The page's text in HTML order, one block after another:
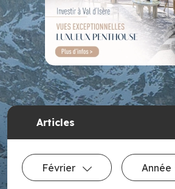
Articles
Février Année